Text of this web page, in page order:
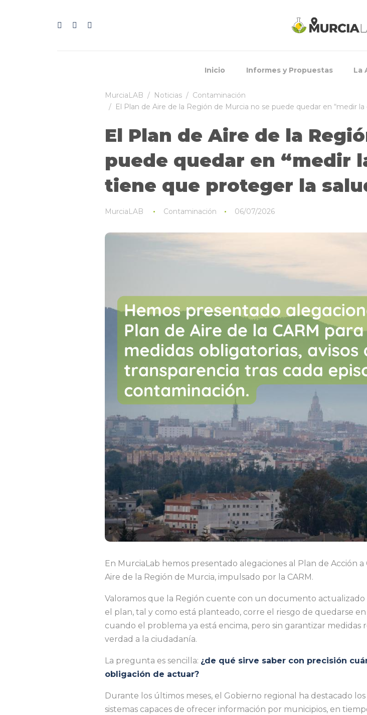
Inicio Informes y Propuestas La
MurciaLAB Noticias
Contaminación
El Plan de Aire de la Región de Murcia no se puede quedar en “medir
El Plan de Aire de la
puede quedar en “medir
tiene que proteger la
MurciaLAB Contaminación 06/07/2026
En MurciaLab hemos presentado alegaciones al Plan de Acción
Aire de la Región de Murcia, impulsado por la CARM.
Valoramos que la Región cuente con un documento actualizado
el plan, tal y como está planteado, corre el riesgo de quedarse
cuando el problema ya está encima, pero sin garantizar
verdad a la ciudadanía.
La pregunta es sencilla: ¿de qué sirve saber con precisión
obligación de actuar?
Durante los últimos meses, el Gobierno regional ha destacado
sistemas capaces de ofrecer información por municipios, en